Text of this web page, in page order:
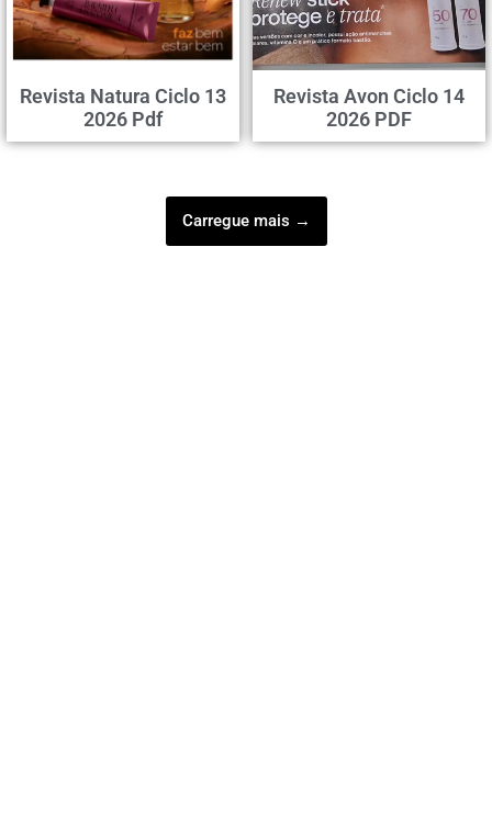
Revista Natura Ciclo 13
2026 Pdf
Revista Avon Ciclo 14
2026 PDF
Carregue mais →